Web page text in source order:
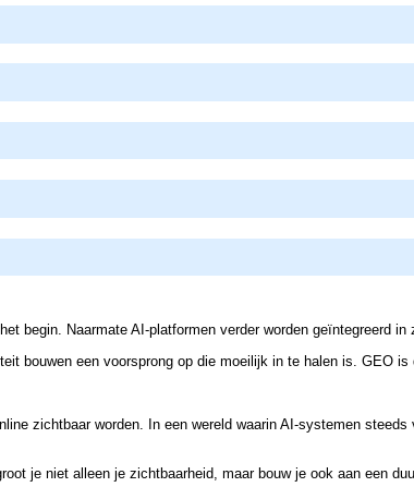
begin. Naarmate AI-platformen verder worden
bouwen een voorsprong op die moeilijk in te halen is.
zichtbaar worden. In een wereld waarin AI-systemen
je niet alleen je zichtbaarheid, maar bouw je ook aan een